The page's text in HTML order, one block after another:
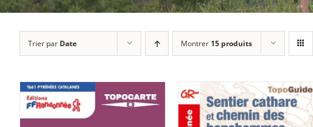
Trier par Date Montrer 15 produits